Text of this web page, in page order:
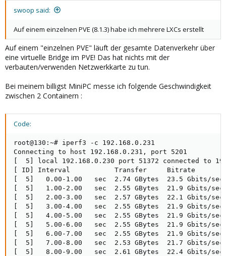
swoop said:
Auf einem einzelnen PVE (8.1.3) habe ich mehrere LXCs erstellt
Auf einem "einzelnen PVE" läuft der gesamte Datenverkehr über
eine virtuelle Bridge im PVE! Das hat nichts mit der
verbauten/verwenden Netzwerkkarte zu tun.
Bei meinem billigst MiniPC messe ich folgende Geschwindigkeit
zwischen 2 Containern :
Code:
root@130:~# iperf3 -c 192.168.0.231
Connecting to host 192.168.0.231, port 5201
[  5] local 192.168.0.230 port 51372 connected to
[ ID] Interval           Transfer     Bitrate
[  5]   0.00-1.00   sec  2.74 GBytes  23.5
[  5]   1.00-2.00   sec  2.55 GBytes  21.9
[  5]   2.00-3.00   sec  2.57 GBytes  22.1
[  5]   3.00-4.00   sec  2.55 GBytes  21.9
[  5]   4.00-5.00   sec  2.55 GBytes  21.9
[  5]   5.00-6.00   sec  2.55 GBytes  21.9
[  5]   6.00-7.00   sec  2.55 GBytes  21.9
[  5]   7.00-8.00   sec  2.53 GBytes  21.7
[  5]   8.00-9.00   sec  2.61 GBytes  22.4